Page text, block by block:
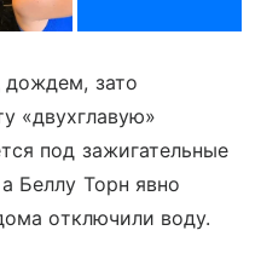
дождем, зато
«двухглавую»
под зажигательные
Беллу Торн явно
отключили воду.